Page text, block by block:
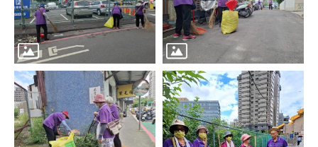
市
區
里
界
說
臺
北
市
鄰